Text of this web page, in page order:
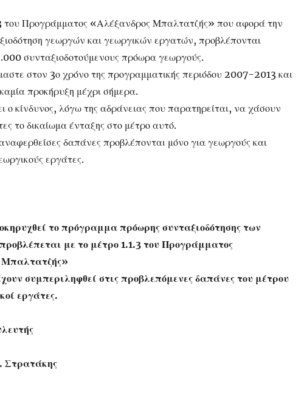
του Προγράμματος «Αλέξανδρος Μπαλτατζής» που αφορά την
γεωργών και γεωργικών εργατών, προβλέπονται
συνταξιοδοτούμενους πρόωρα γεωργούς.
στον 3ο χρόνο της προγραμματικής περιόδου 2007-2013 και
καμία προκήρυξη μέχρι σήμερα.
ο κίνδυνος, λόγω της αδράνειας που παρατηρείται, να χάσουν
το δικαίωμα ένταξης στο μέτρο αυτό.
δαπάνες προβλέπονται μόνο για γεωργούς και
εργάτες.
το πρόγραμμα πρόωρης συνταξιοδότησης των
με το μέτρο 1.1.3 του Προγράμματος
Μπαλτατζής»
συμπεριληφθεί στις προβλεπόμενες δαπάνες του μέτρου
εργάτες.
Στρατάκης